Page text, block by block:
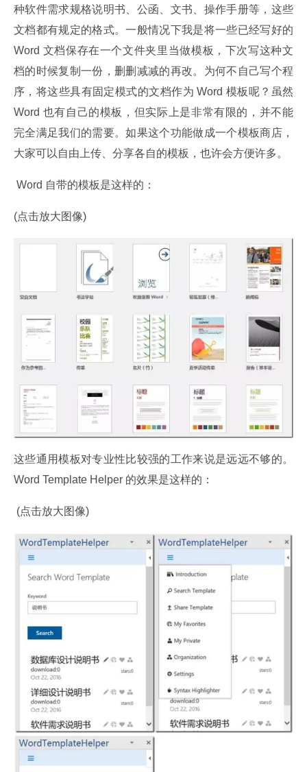
种软件需求规格说明书、公函、文书、操作手册等，这些
文档都有规定的格式。一般情况下我是将一些已经写好的
Word 文档保存在一个文件夹里当做模板，下次写这种文
档的时候复制一份，删删减减的再改。为何不自己写个程
序，将这些具有固定模式的文档作为 Word 模板呢？虽然
Word 也有自己的模板，但实际上是非常有限的，并不能
完全满足我们的需要。如果这个功能做成一个模板商店，
大家可以自由上传、分享各自的模板，也许会方便许多。
Word 自带的模板是这样的：
(点击放大图像)
这些通用模板对专业性比较强的工作来说是远远不够的。
Word Template Helper 的效果是这样的：
(点击放大图像)